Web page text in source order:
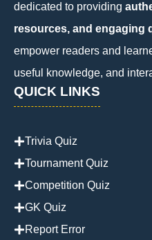
dedicated to providing
resources, and engaging
empower readers and
useful knowledge, and
QUICK LINKS
Trivia Quiz
Tournament Quiz
Competition Quiz
GK Quiz
Report Error